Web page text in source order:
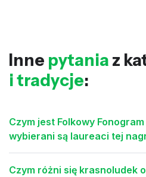
Inne pytania z
i tradycje:
Czym jest Folkowy
wybierani są laureaci tej
Czym różni się krasnoludek